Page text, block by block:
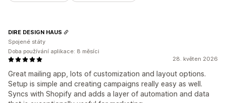
28. květen 2026
Great mailing app, lots of customization and layout options.
Setup is simple and creating campaigns really easy as well.
Syncs with Shopify and adds a layer of automation and data
DIRE DESIGN HAUS
Spojené státy
Doba používání aplikace: 8 měsíci